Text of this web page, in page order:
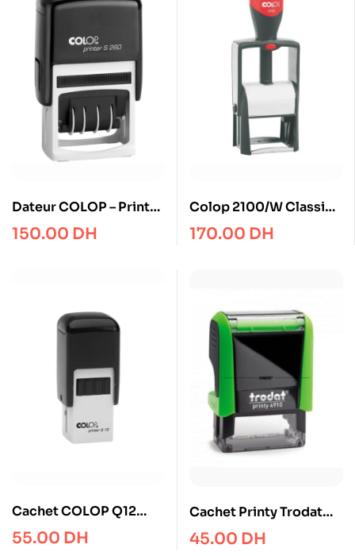
Dateur COLOP – Printer
S260
150.00 DH
Colop 2100/W Classic
Line Adjustable 12
Message Stamper
170.00 DH
Cachet COLOP Q12
12X12mm
55.00 DH
Cachet Printy Trodat
4910
45.00 DH